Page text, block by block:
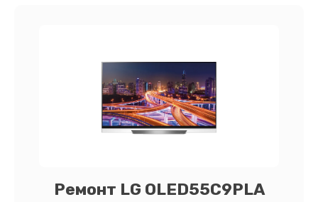
Ремонт LG OLED55C9PLA